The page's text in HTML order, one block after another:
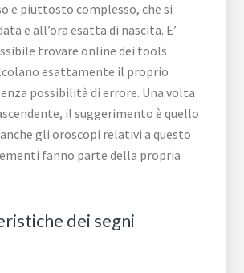
e piuttosto complesso, che si
e all’ora esatta di nascita. E’
trovare online dei tools
esattamente il proprio
possibilità di errore. Una volta
il suggerimento è quello
gli oroscopi relativi a questo
fanno parte della propria
dei segni